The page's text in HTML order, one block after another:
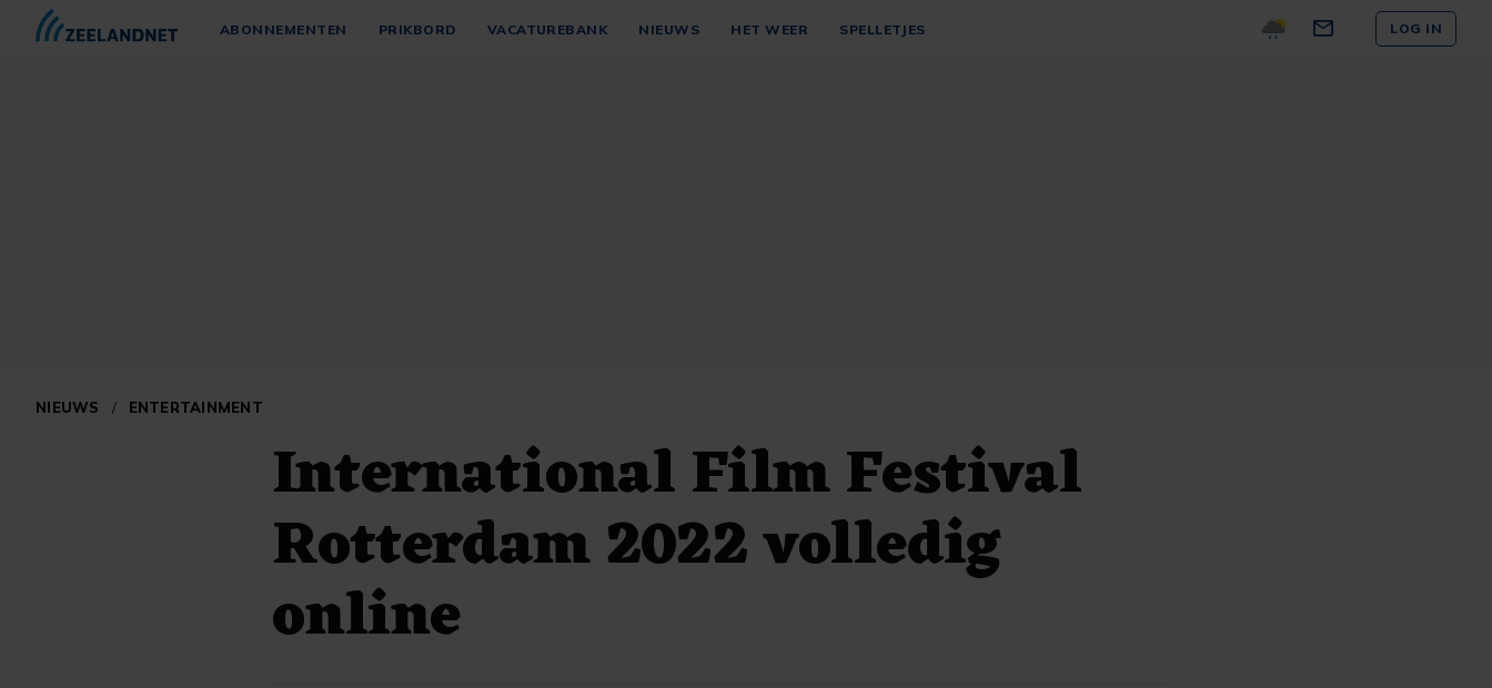
ABONNEMENTEN PRIKBORD VACATUREBANK NIEUWS HET WEER SPELLETJES LOG IN
NIEUWS / ENTERTAINMENT
International Film Festival
Rotterdam 2022 volledig
online